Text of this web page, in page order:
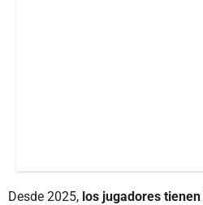
Desde 2025, los jugadores